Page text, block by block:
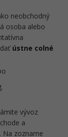
neobchodný
osoba alebo
ústne colné
vývoz
a
Na zozname